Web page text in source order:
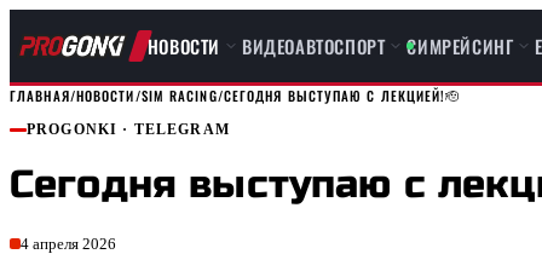
НОВОСТИ ВИДЕОАВТОСПОРТ СИМРЕЙСИНГ
ГЛАВНАЯ/НОВОСТИ/SIM RACING/СЕГОДНЯ ВЫСТУПАЮ С ЛЕКЦИЕЙ!🫡
PROGONKI · TELEGRAM
Сегодня выступаю с
4 апреля 2026